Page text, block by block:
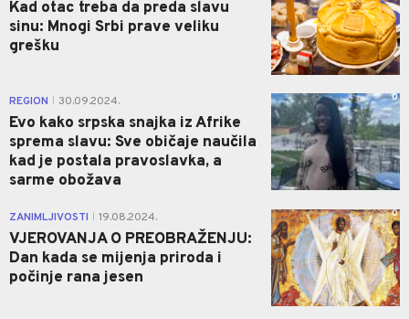
Kad otac treba da preda slavu
sinu: Mnogi Srbi prave veliku
grešku
REGION 30.09.2024.
Evo kako srpska snajka iz Afrike
sprema slavu: Sve običaje naučila
kad je postala pravoslavka, a
sarme obožava
0
ZANIMLJIVOSTI 19.08.2024.
VJEROVANJA O PREOBRAŽENJU:
Dan kada se mijenja priroda i
počinje rana jesen
0